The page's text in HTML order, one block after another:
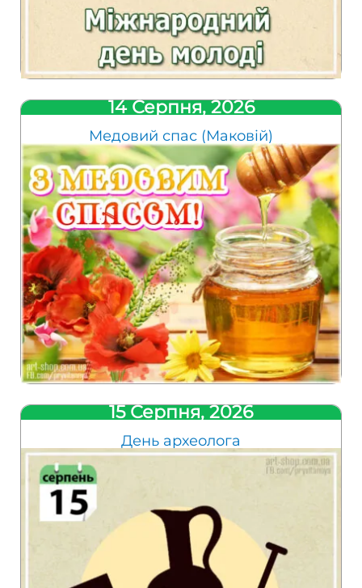
14 Серпня, 2026
Медовий спас (Маковій)
15 Серпня, 2026
День археолога